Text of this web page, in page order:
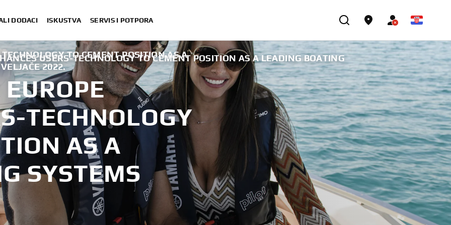
DODACI ISKUSTVA SERVIS I POTPORA
USERS-TECHNOLOGY TO CEMENT POSITION AS A LEADING BOATING
TO CEMENT POSITION AS A
2022.
TECHNOLOGY
AS A
SYSTEMS